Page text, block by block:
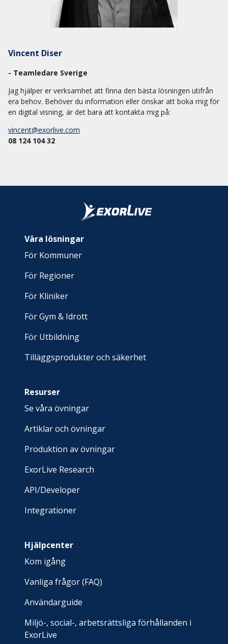
Vincent Diser
- Teamledare Sverige
Jag hjälper er verksamhet att finna den bästa lösningen utifrån
era behov. Behöver du information eller önskar att boka mig för
en digital visning, är det bara att kontakta mig på:
vincent@exorlive.com
08 124 104 32
Våra lösningar
För Kommuner
För Regioner
För Kliniker
För Gym & Idrott
För Utbildning
Tilläggsprodukter och säkerhet
Resurser
Se våra övningar
Artiklar och övningar
Produktion av övningar
ExorLive Research
API/Developer
Integrationer
Hjälpcenter
Kom igång
Vanliga frågor (FAQ)
Användarguide
Miljö-, social-, arbetsrättsliga förhållanden i
ExorLive